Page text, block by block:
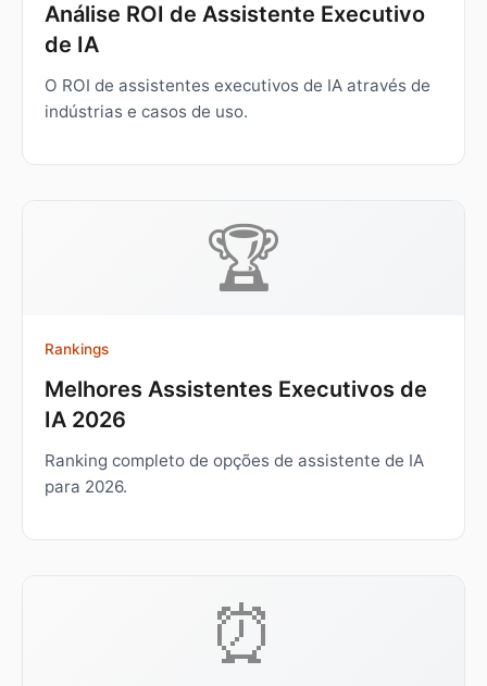
Análise ROI de Assistente Executivo
de IA
O ROI de assistentes executivos de IA através de
indústrias e casos de uso.
🏆
Rankings
Melhores Assistentes Executivos de
IA 2026
Ranking completo de opções de assistente de IA
para 2026.
⏰